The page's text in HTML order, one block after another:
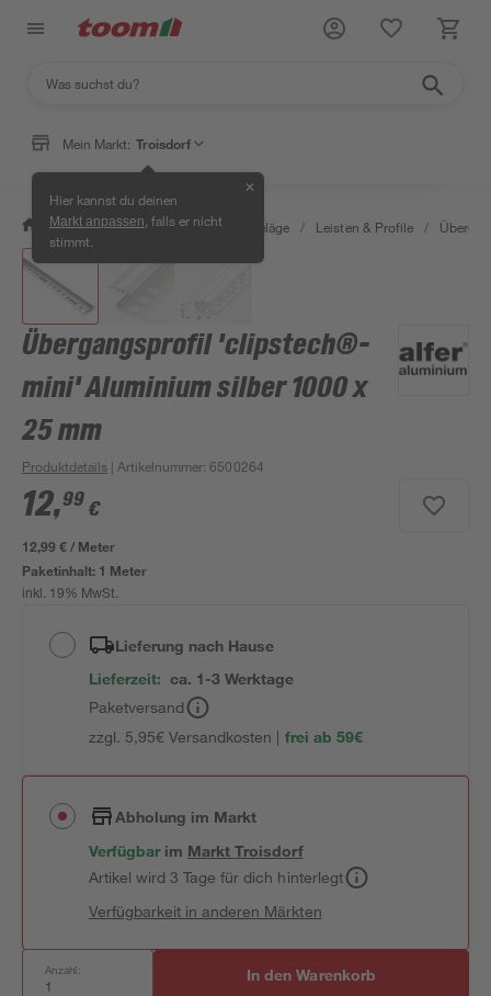
Mein Markt: Troisdorf
Hier kannst du deinen
Markt anpassen , falls er nicht
stimmt.
✕
/ Bauen & Renovieren / Bodenbeläge / Leisten & Profile /
Übergangsprofil 'clipstech®-
mini' Aluminium silber 1000 x
25 mm
Produktdetails | Artikelnummer:6500264
12,99 €
12,99 € / Meter
Paketinhalt: 1 Meter
inkl. 19% MwSt.
Lieferung nach Hause
Lieferzeit: ca. 1-3 Werktage
Paketversand
zzgl. 5,95€ Versandkosten | frei ab 59€
Abholung im Markt
Verfügbar im MarktTroisdorf
Artikel wird 3 Tage für dich hinterlegt
Verfügbarkeit in anderen Märkten
Anzahl: In den Warenkorb